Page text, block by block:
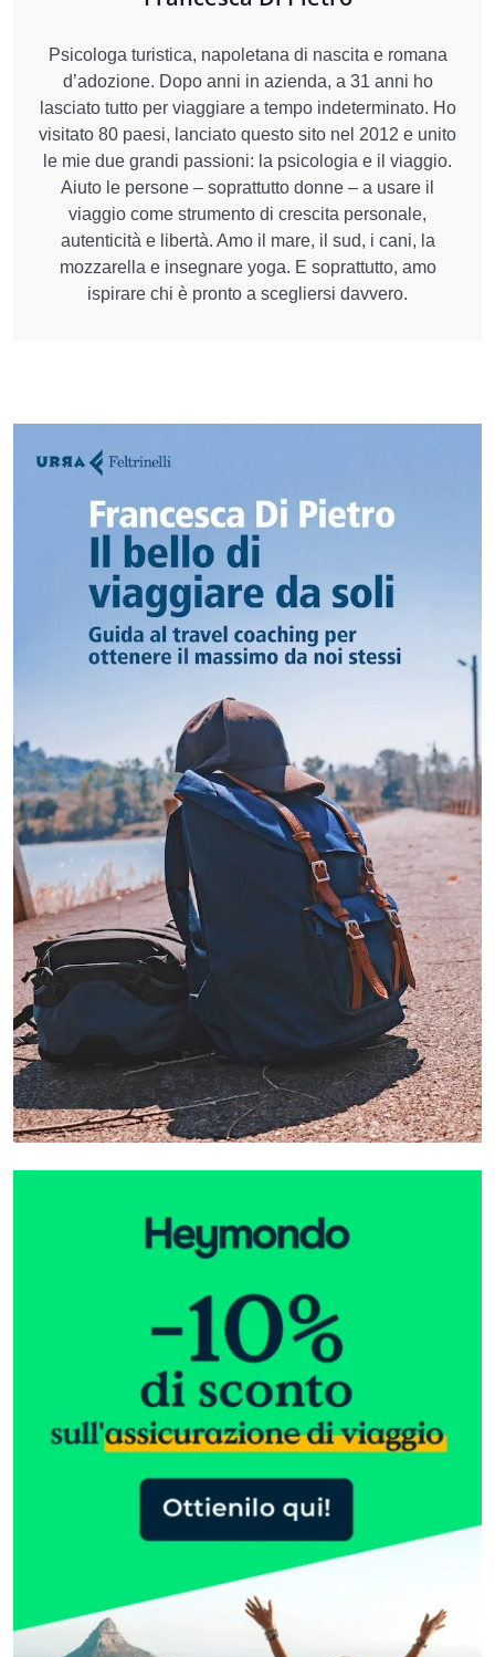
Psicologa turistica, napoletana di nascita e romana
d’adozione. Dopo anni in azienda, a 31 anni ho
lasciato tutto per viaggiare a tempo indeterminato. Ho
visitato 80 paesi, lanciato questo sito nel 2012 e unito
le mie due grandi passioni: la psicologia e il viaggio.
Aiuto le persone – soprattutto donne – a usare il
viaggio come strumento di crescita personale,
autenticità e libertà. Amo il mare, il sud, i cani, la
mozzarella e insegnare yoga. E soprattutto, amo
ispirare chi è pronto a scegliersi davvero.